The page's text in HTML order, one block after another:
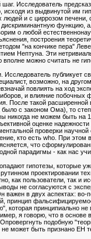
Исследователь
из выдвинутой им
и с циррозом печени,
функцию,
о любой
построения
"на кончике пера"
Нептуна. Эти
можно считать не
публикует
возможно, на
повлиять на ход
и влияние побочных
После такой расширенной
было с законом Ома), то
никогда не можем быть на
оценке
проверки
кто есть who. При этом
что
парадигмы - как нас
гипотезы, которые
проектировании
как пользователи, так и
не согласуются с
важен в двух аспектах: во-
принцип
которая принципиально не
я говорю, что в основе
подобную
может быть признано ЕН